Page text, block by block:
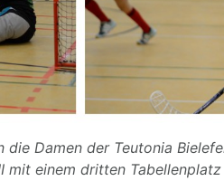
Damen der Teutonia
mit einem dritten